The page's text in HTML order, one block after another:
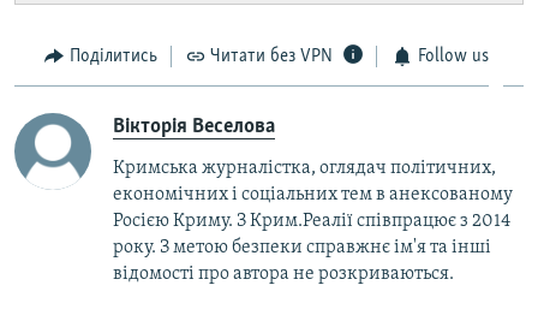
Поділитись Читати без VPN Follow us
Вікторія Веселова
Кримська журналістка, оглядач політичних,
економічних і соціальних тем в анексованому
Росією Криму. З Крим.Реалії співпрацює з 2014
року. З метою безпеки справжнє ім'я та інші
відомості про автора не розкриваються.